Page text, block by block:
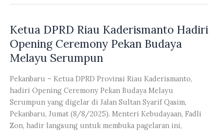
Ketua DPRD Riau Kaderismanto Hadiri
Opening Ceremony Pekan Budaya
Melayu Serumpun
Pekanbaru – Ketua DPRD Provinsi Riau Kaderismanto,
hadiri Opening Ceremony Pekan Budaya Melayu
Serumpun yang digelar di Jalan Sultan Syarif Qasim,
Pekanbaru, Jumat (8/8/2025). Menteri Kebudayaan, Fadli
Zon, hadir langsung untuk membuka pagelaran ini,